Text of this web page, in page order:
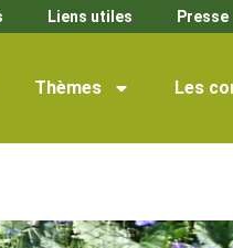
Liens utiles Presse
Thèmes Les